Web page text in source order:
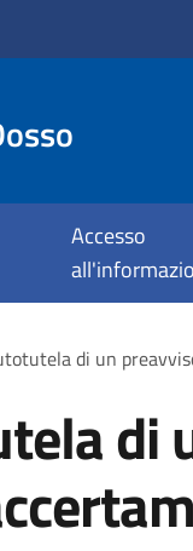
Accesso
di un
di